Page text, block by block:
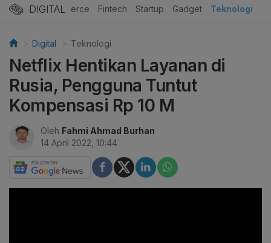
DIGITAL
E-Commerce Fintech Startup Gadget Teknologi
Digital Teknologi
Netflix Hentikan Layanan di
Rusia, Pengguna Tuntut
Kompensasi Rp 10 M
Oleh Fahmi Ahmad Burhan
14 April 2022, 10:44